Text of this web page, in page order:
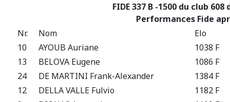
FIDE 337 B -1500 du club
Performances Fide
Nr.
Nom
Elo
10
AYOUB Auriane
1038 F
13
BELOVA Eugene
1086 F
24
DE MARTINI Frank-Alexander
1384 F
12
DELLA VALLE Fulvio
1182 F